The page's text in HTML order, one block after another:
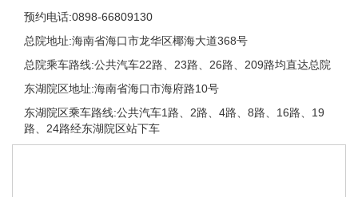
预约电话:0898-66809130
总院地址:海南省海口市龙华区椰海大道368号
总院乘车路线:公共汽车22路、23路、26路、209路均直达总院
东湖院区地址:海南省海口市海府路10号
东湖院区乘车路线:公共汽车1路、2路、4路、8路、16路、19
路、24路经东湖院区站下车